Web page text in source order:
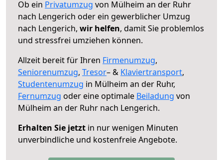
Ob ein Privatumzug von Mülheim an der Ruhr
nach Lengerich oder ein gewerblicher Umzug
nach Lengerich, wir helfen, damit Sie problemlos
und stressfrei umziehen können.
Allzeit bereit für Ihren Firmenumzug,
Seniorenumzug, Tresor– & Klaviertransport,
Studentenumzug in Mülheim an der Ruhr,
Fernumzug oder eine optimale Beiladung von
Mülheim an der Ruhr nach Lengerich.
Erhalten Sie jetzt in nur wenigen Minuten
unverbindliche und kostenfreie Angebote.